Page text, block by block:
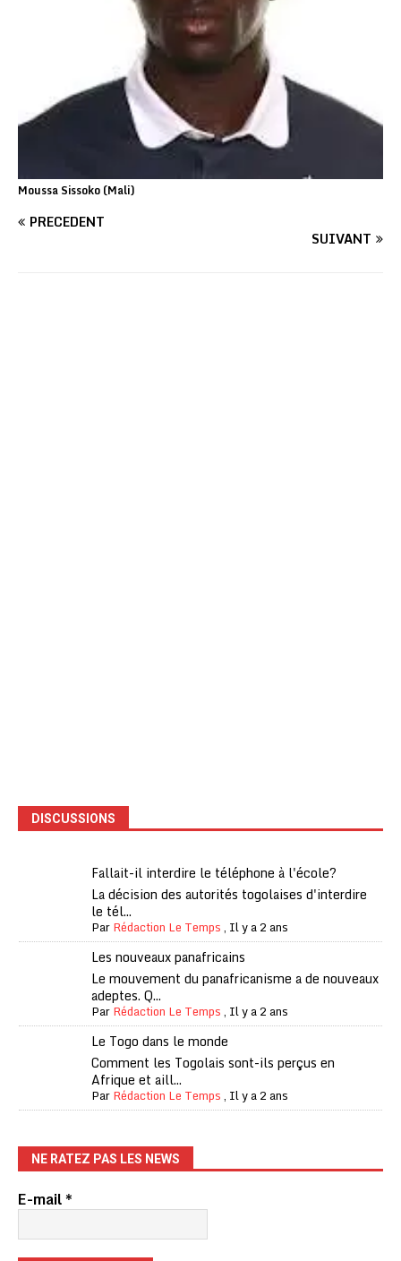
Moussa Sissoko (Mali)
PRÉCÉDENT
SUIVANT
DISCUSSIONS
Fallait-il interdire le téléphone à l'école?
La décision des autorités togolaises d'interdire
le tél...
ParRédaction Le Temps, Il y a 2 ans
Les nouveaux panafricains
Le mouvement du panafricanisme a de nouveaux
adeptes. Q...
ParRédaction Le Temps, Il y a 2 ans
Le Togo dans le monde
Comment les Togolais sont-ils perçus en
Afrique et aill...
ParRédaction Le Temps, Il y a 2 ans
NE RATEZ PAS LES NEWS
E-mail*